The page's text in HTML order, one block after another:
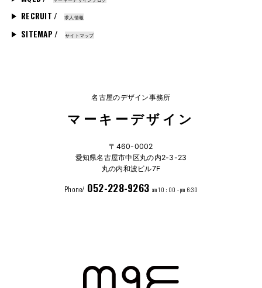
RECRUIT / 求人情報
SITEMAP / サイトマップ
名古屋のデザイン事務所
マーキーデザイン
〒460-0002
愛知県名古屋市中区丸の内2-3-23
丸の内和波ビル7F
Phone/ 052-228-9263 am 10 : 00 - pm 6:30